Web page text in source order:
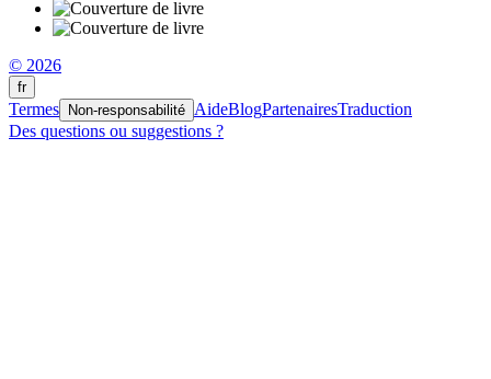
© 2026
fr
Termes Non-responsabilité AideBlogPartenairesTraduction
Des questions ou suggestions ?